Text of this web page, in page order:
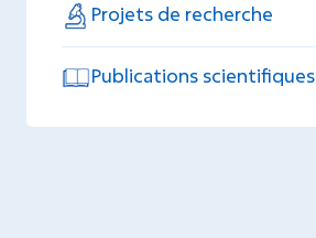
Projets de recherche
Publications scientifiques